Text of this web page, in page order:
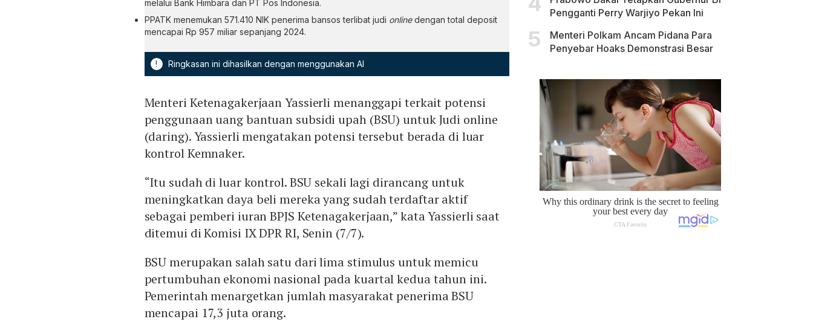
melalui Bank Himbara dan PT Pos Indonesia.
PPATK menemukan 571.410 NIK penerima bansos terlibat judi onlinedengan total deposit
mencapai Rp 957 miliar sepanjang 2024.
! Ringkasan ini dihasilkan dengan menggunakan AI
Menteri Ketenagakerjaan Yassierli menanggapi terkait potensi
penggunaan uang bantuan subsidi upah (BSU) untuk Judi online
(daring). Yassierli mengatakan potensi tersebut berada di luar
kontrol Kemnaker.
“Itu sudah di luar kontrol. BSU sekali lagi dirancang untuk
meningkatkan daya beli mereka yang sudah terdaftar aktif
sebagai pemberi iuran BPJS Ketenagakerjaan,” kata Yassierli saat
ditemui di Komisi IX DPR RI, Senin (7/7).
BSU merupakan salah satu dari lima stimulus untuk memicu
pertumbuhan ekonomi nasional pada kuartal kedua tahun ini.
Pemerintah menargetkan jumlah masyarakat penerima BSU
mencapai 17,3 juta orang.
Pengganti Perry Warjiyo Pekan Ini
Menteri Polkam Ancam Pidana Para
Penyebar Hoaks Demonstrasi Besar